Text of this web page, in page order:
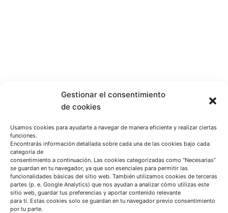
Gestionar el consentimiento
de cookies
Usamos cookies para ayudarte a navegar de manera eficiente y realizar ciertas
funciones.
Encontrarás información detallada sobre cada una de las cookies bajo cada
categoría de
consentimiento a continuación. Las cookies categorizadas como “Necesarias”
se guardan en tu navegador, ya que son esenciales para permitir las
funcionalidades básicas del sitio web. También utilizamos cookies de terceras
partes (p. e. Google Analytics) que nos ayudan a analizar cómo utilizas este
sitio web, guardar tus preferencias y aportar contenido relevante
para ti. Estas cookies solo se guardan en tu navegador previo consentimiento
por tu parte.